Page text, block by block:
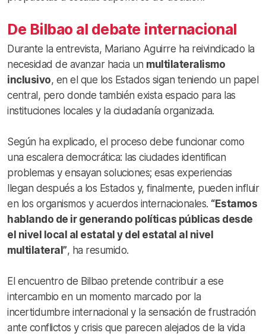
De Bilbao al debate internacional
Durante la entrevista, Mariano Aguirre ha reivindicado la
necesidad de avanzar hacia un multilateralismo
inclusivo, en el que los Estados sigan teniendo un papel
central, pero donde también exista espacio para las
instituciones locales y la ciudadanía organizada.
Según ha explicado, el proceso debe funcionar como
una escalera democrática: las ciudades identifican
problemas y ensayan soluciones; esas experiencias
llegan después a los Estados y, finalmente, pueden influir
en los organismos y acuerdos internacionales. “Estamos
hablando de ir generando políticas públicas desde
el nivel local al estatal y del estatal al nivel
multilateral”, ha resumido.
El encuentro de Bilbao pretende contribuir a ese
intercambio en un momento marcado por la
incertidumbre internacional y la sensación de frustración
ante conflictos y crisis que parecen alejados de la vida